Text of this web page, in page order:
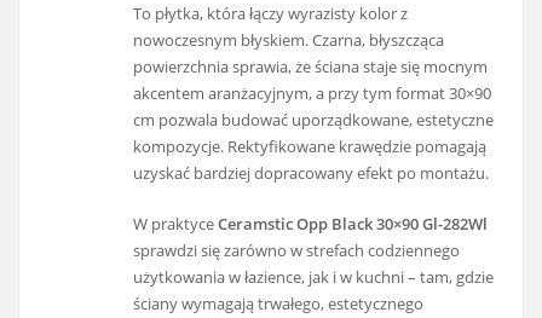
To płytka, która łączy wyrazisty kolor z
nowoczesnym błyskiem. Czarna, błyszcząca
powierzchnia sprawia, że ściana staje się mocnym
akcentem aranżacyjnym, a przy tym format 30×90
cm pozwala budować uporządkowane, estetyczne
kompozycje. Rektyfikowane krawędzie pomagają
uzyskać bardziej dopracowany efekt po montażu.
W praktyceCeramstic Opp Black 30×90 Gl-282Wl
sprawdzi się zarówno w strefach codziennego
użytkowania w łazience, jak i w kuchni – tam, gdzie
ściany wymagają trwałego, estetycznego